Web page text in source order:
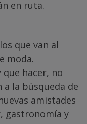
en ruta.
que van al
moda.
que hacer, no
a la búsqueda de
amistades
gastronomía y